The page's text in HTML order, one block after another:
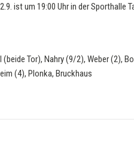
ist um 19:00 Uhr in der Sporthalle
(beide Tor), Nahry (9/2), Weber (2),
(4), Plonka, Bruckhaus